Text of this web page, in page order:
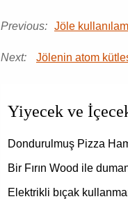
Previous: Jöle
Next: Jölenin atom
Yiyecek ve
Dondurulmuş Pizza
Bir Fırın Wood ile
Elektrikli bıçak